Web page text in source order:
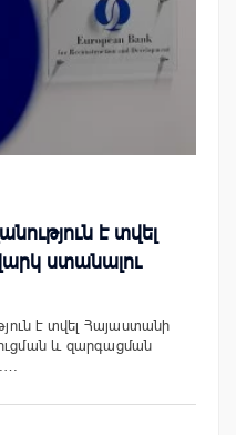
է տվել
ստանալու
է տվել Հայաստանի
և զարգացման